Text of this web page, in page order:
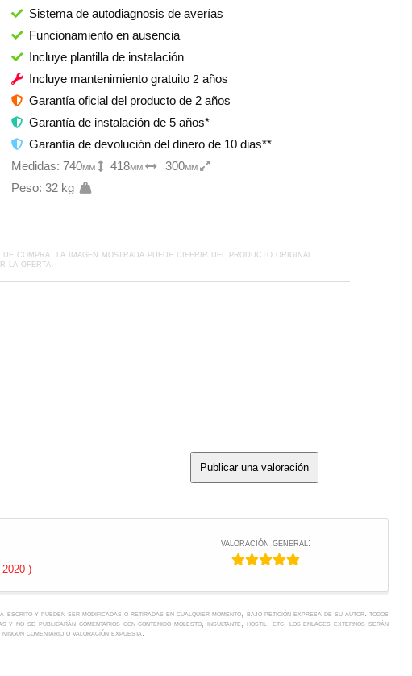
Sistema de autodiagnosis de averías
Funcionamiento en ausencia
Incluye plantilla de instalación
Incluye mantenimiento gratuito 2 años
Garantía oficial del producto de 2 años
Garantía de instalación de 5 años*
Garantía de devolución del dinero de 10 dias**
Medidas: 740mm 418mm
300mm
Peso: 32 kg
compra . la imagen mostrada puede diferir del producto original.
la oferta.
Publicar una valoración
)
valoración general:
escrito y pueden ser modificadas o retiradas en cualquier momento, bajo petición expresa de su autor. todos
y no se publicarán comentarios con contenido molesto, insultante, hostil, etc. los enlaces externos serán
comentario o valoración expuesta.